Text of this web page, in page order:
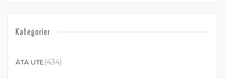
Kategorier
ÄTA UTE(434)